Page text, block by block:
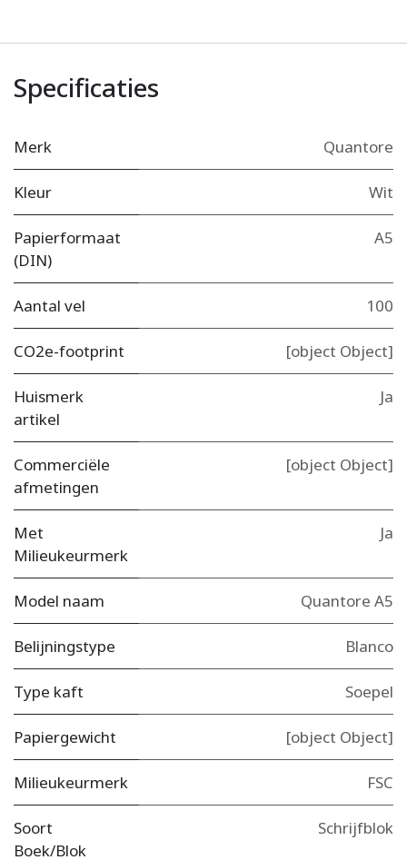
Specificaties
Merk Quantore
Kleur Wit
Papierformaat
(DIN)
A5
Aantal vel 100
CO2e-footprint [object Object]
Huismerk
artikel
Ja
Commerciële
afmetingen
[object Object]
Met
Milieukeurmerk
Ja
Model naam Quantore A5
Belijningstype Blanco
Type kaft Soepel
Papiergewicht [object Object]
Milieukeurmerk FSC
Soort
Boek/Blok
Schrijfblok